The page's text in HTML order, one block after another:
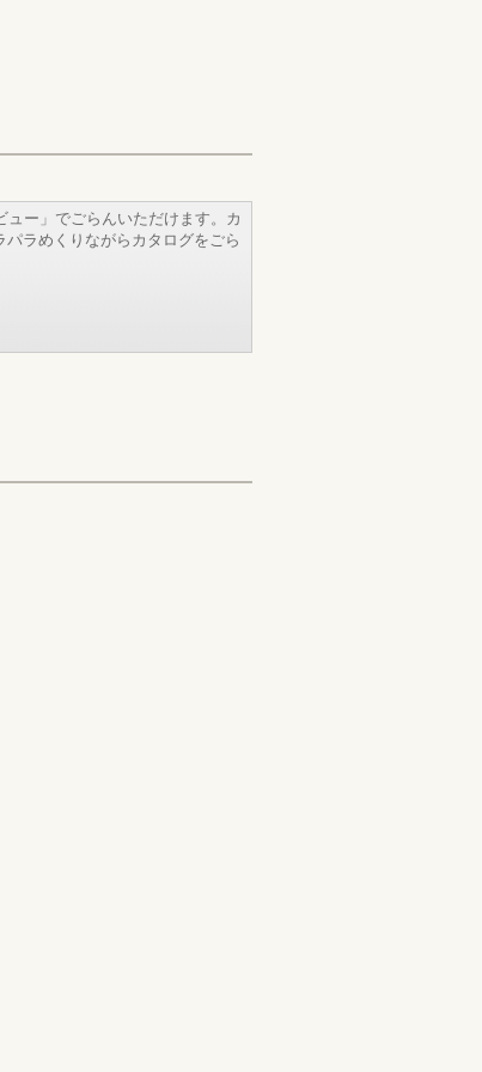
ュー」でごらんいただけます。カ
ラめくりながらカタログをごら